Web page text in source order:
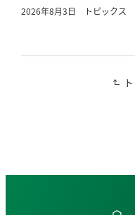
2026年8月3日 トピックス